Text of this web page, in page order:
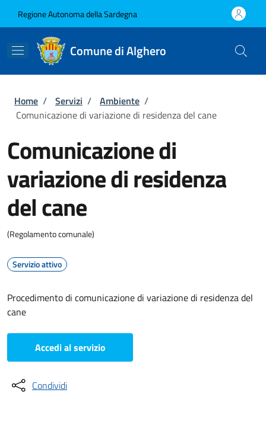
Regione Autonoma della Sardegna
Comune di Alghero
Briciole di pane
Home / Servizi / Ambiente /
Comunicazione di variazione di residenza del cane
Comunicazione di
variazione di residenza
del cane
(Regolamento comunale)
Servizio attivo
Procedimento di comunicazione di variazione di residenza del
cane
Accedi al servizio
Condividi